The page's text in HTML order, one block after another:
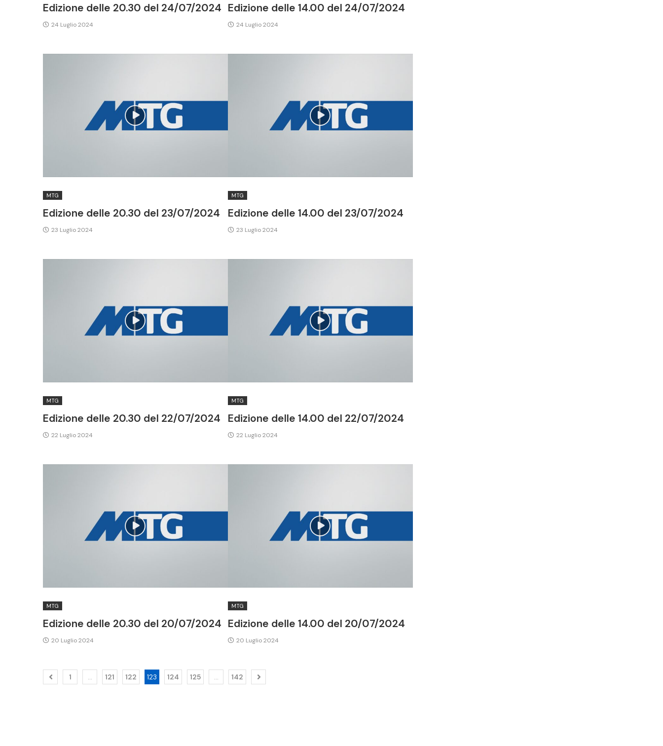
Edizione delle 20.30 del 24/07/2024
24 Luglio 2024
Edizione delle 14.00 del 24/07/2024
24 Luglio 2024
MTG
Edizione delle 20.30 del 23/07/2024
23 Luglio 2024
MTG
Edizione delle 14.00 del 23/07/2024
23 Luglio 2024
MTG
Edizione delle 20.30 del 22/07/2024
22 Luglio 2024
MTG
Edizione delle 14.00 del 22/07/2024
22 Luglio 2024
MTG
Edizione delle 20.30 del 20/07/2024
20 Luglio 2024
MTG
Edizione delle 14.00 del 20/07/2024
20 Luglio 2024
1 … 121 122 123 124 125 … 142